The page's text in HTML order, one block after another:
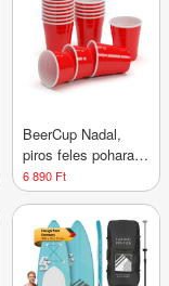
BeerCup Nadal,
piros feles poharak,
2 Oz, 50 ml,
poharak alkoholra,
újrafelhasználható,
robusztus
6 890 Ft